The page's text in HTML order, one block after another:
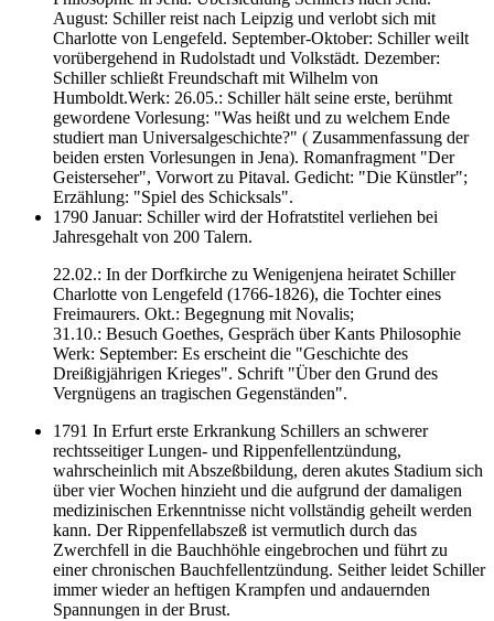
August: Schiller reist nach Leipzig und verlobt sich mit
Charlotte von Lengefeld. September-Oktober: Schiller weilt
vorübergehend in Rudolstadt und Volkstädt. Dezember:
Schiller schließt Freundschaft mit Wilhelm von
Humboldt.Werk: 26.05.: Schiller hält seine erste, berühmt
gewordene Vorlesung: "Was heißt und zu welchem Ende
studiert man Universalgeschichte?" ( Zusammenfassung der
beiden ersten Vorlesungen in Jena). Romanfragment "Der
Geisterseher", Vorwort zu Pitaval. Gedicht: "Die Künstler";
Erzählung: "Spiel des Schicksals".
1790 Januar: Schiller wird der Hofratstitel verliehen bei
Jahresgehalt von 200 Talern.
22.02.: In der Dorfkirche zu Wenigenjena heiratet Schiller
Charlotte von Lengefeld (1766-1826), die Tochter eines
Freimaurers. Okt.: Begegnung mit Novalis;
31.10.: Besuch Goethes, Gespräch über Kants Philosophie
Werk: September: Es erscheint die "Geschichte des
Dreißigjährigen Krieges". Schrift "Über den Grund des
Vergnügens an tragischen Gegenständen".
1791 In Erfurt erste Erkrankung Schillers an schwerer
rechtsseitiger Lungen- und Rippenfellentzündung,
wahrscheinlich mit Abszeßbildung, deren akutes Stadium sich
über vier Wochen hinzieht und die aufgrund der damaligen
medizinischen Erkenntnisse nicht vollständig geheilt werden
kann. Der Rippenfellabszeß ist vermutlich durch das
Zwerchfell in die Bauchhöhle eingebrochen und führt zu
einer chronischen Bauchfellentzündung. Seither leidet Schiller
immer wieder an heftigen Krampfen und andauernden
Spannungen in der Brust.